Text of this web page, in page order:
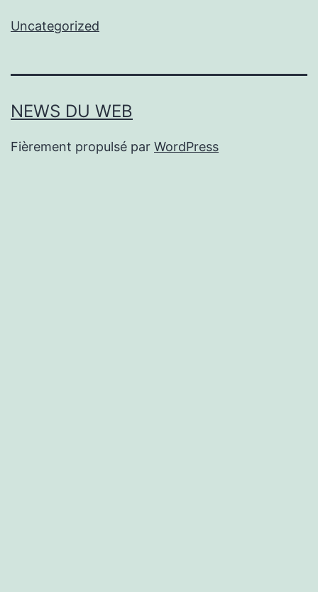
Uncategorized
NEWS DU WEB
Fièrement propulsé par WordPress